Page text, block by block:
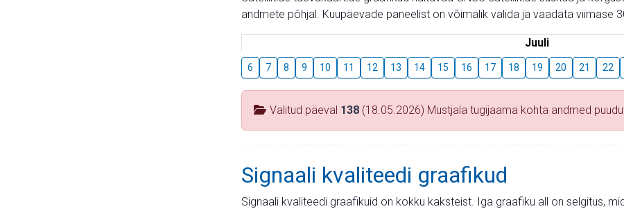
andmete põhjal. Kuupäevade paneelist on võimalik valida ja vaadata viimase
Juuli
6 7 8 9 10 11 12 13 14 15 16 17 18 19 20 21 22
Valitud päeval 138 (18.05.2026) Mustjala tugijaama kohta andmed
Signaali kvaliteedi graafikud
Signaali kvaliteedi graafikuid on kokku kaksteist. Iga graafiku all on selgitus,